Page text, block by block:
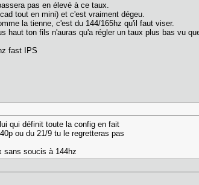
pas en élevé à ce taux.
tout en mini) et c'est vraiment dégeu.
la tienne, c'est du 144/165hz qu'il faut viser.
haut ton fils n'auras qu'a régler un taux plus bas vu
fast IPS
qui définit toute la config en fait
ou du 21/9 tu le regretteras pas
sans soucis à 144hz